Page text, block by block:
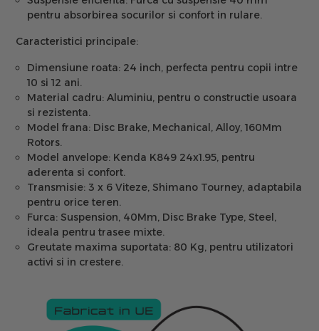
pentru absorbirea socurilor si confort in rulare.
Caracteristici principale:
Dimensiune roata: 24 inch, perfecta pentru copii intre
10 si 12 ani.
Material cadru: Aluminiu, pentru o constructie usoara
si rezistenta.
Model frana: Disc Brake, Mechanical, Alloy, 160Mm
Rotors.
Model anvelope: Kenda K849 24x1.95, pentru
aderenta si confort.
Transmisie: 3 x 6 Viteze, Shimano Tourney, adaptabila
pentru orice teren.
Furca: Suspension, 40Mm, Disc Brake Type, Steel,
ideala pentru trasee mixte.
Greutate maxima suportata: 80 Kg, pentru utilizatori
activi si in crestere.